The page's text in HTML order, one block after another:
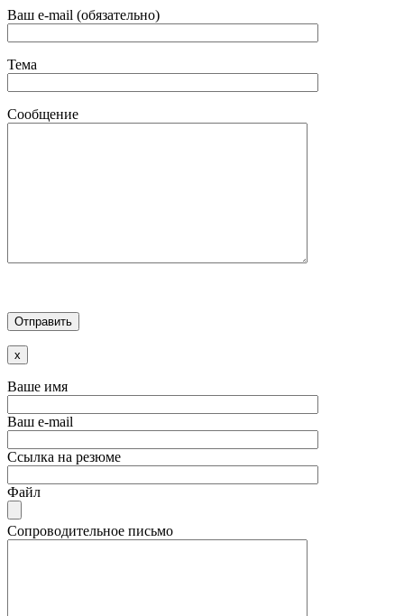
Ваш e-mail (обязательно)
Тема
Сообщение
x
Ваше имя
Ваш e-mail
Ссылка на резюме
Файл
Сопроводительное письмо